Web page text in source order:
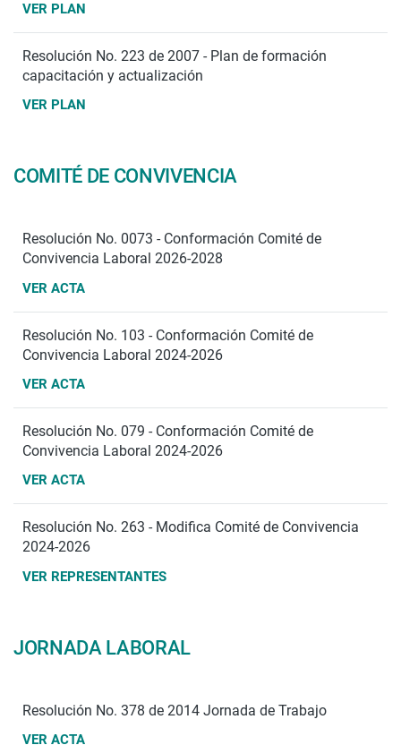
VER PLAN
Resolución No. 223 de 2007 - Plan de formación
capacitación y actualización
VER PLAN
COMITÉ DE CONVIVENCIA
Resolución No. 0073 - Conformación Comité de
Convivencia Laboral 2026-2028
VER ACTA
Resolución No. 103 - Conformación Comité de
Convivencia Laboral 2024-2026
VER ACTA
Resolución No. 079 - Conformación Comité de
Convivencia Laboral 2024-2026
VER ACTA
Resolución No. 263 - Modifica Comité de Convivencia
2024-2026
VER REPRESENTANTES
JORNADA LABORAL
Resolución No. 378 de 2014 Jornada de Trabajo
VER ACTA